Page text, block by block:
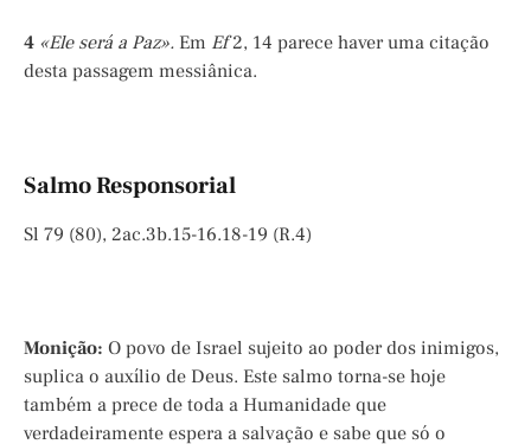
4 «Ele será a Paz». Em Ef2, 14 parece haver uma citação
desta passagem messiânica.
Salmo Responsorial
Sl 79 (80), 2ac.3b.15-16.18-19 (R.4)
Monição: O povo de Israel sujeito ao poder dos inimigos,
suplica o auxílio de Deus. Este salmo torna-se hoje
também a prece de toda a Humanidade que
verdadeiramente espera a salvação e sabe que só o